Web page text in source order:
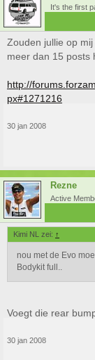
It's the first
Zouden jullie op
meer dan 15 posts
http://
px#1271216
30 jan 2008
Rezne
Active
Kimi NL zei: ↑
nou met de Evo
Bodykit full..
Voegt die rear
30 jan 2008